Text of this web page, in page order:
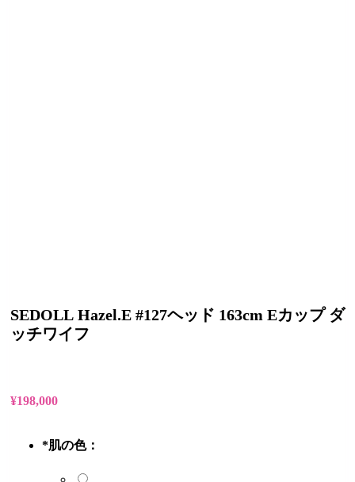
SEDOLL Hazel.E #127ヘッド 163cm Eカップ ダ
ッチワイフ
¥198,000
*肌の色：